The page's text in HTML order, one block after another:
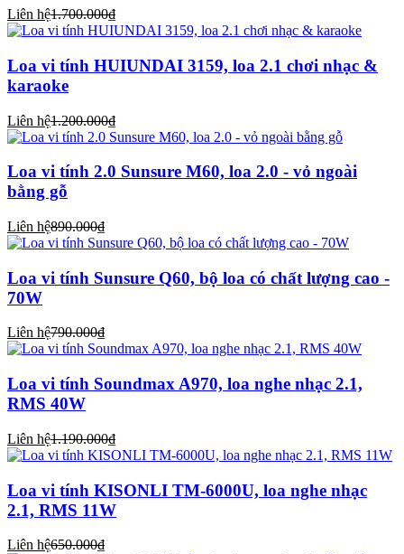
Liên hệ1.700.000₫
Loa vi tính HUIUNDAI 3159, loa 2.1 chơi nhạc &
karaoke
Liên hệ1.200.000₫
Loa vi tính 2.0 Sunsure M60, loa 2.0 - vỏ ngoài
bằng gỗ
Liên hệ890.000₫
Loa vi tính Sunsure Q60, bộ loa có chất lượng cao -
70W
Liên hệ790.000₫
Loa vi tính Soundmax A970, loa nghe nhạc 2.1,
RMS 40W
Liên hệ1.190.000₫
Loa vi tính KISONLI TM-6000U, loa nghe nhạc
2.1, RMS 11W
Liên hệ650.000₫